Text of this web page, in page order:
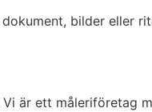
bilder eller
är ett måleriföretag